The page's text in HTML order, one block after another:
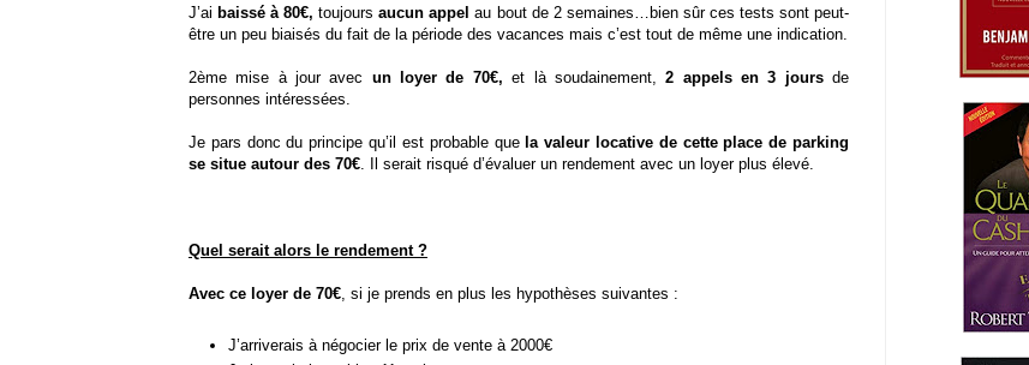
J’ai baissé à 80€, toujoursaucun appel au bout de 2 semaines…bien sûr ces tests sont peut-
être un peu biaisés du fait de la période des vacances mais c’est tout de même une indication.
2ème mise à jour avec un loyer de 70€, et là soudainement,2 appels en 3 joursde
personnes intéressées.
Je pars donc du principe qu’il est probable que la valeur locative de cette place de parking
se situe autour des 70€. Il serait risqué d’évaluer un rendement avec un loyer plus élevé.
Quel serait alors le rendement ?
Avec ce loyer de 70€, si je prends en plus les hypothèses suivantes :
J’arriverais à négocier le prix de vente à 2000€